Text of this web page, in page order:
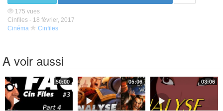
175 vues
Cinfiles - 18 février, 2017
Cinéma
Cinfiles
A voir aussi
50:00 05:06 03:06